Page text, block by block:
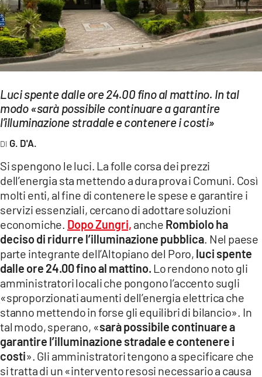
EVENTI
SPORT
Streaming
LAC NETWORK
LaC
Network
LACPLAY.IT
LACTV.IT
LACONAIR.IT
LACITYMAG.IT
ILREGGINO.IT
COSENZACHANNEL.IT
ILVIBONESE.IT
Luci spente dalle ore 24.00 fino al mattino. In tal
modo «sarà possibile continuare a garantire
l’illuminazione stradale e contenere i costi»
G. D'A.
Si spengono le luci. La folle corsa dei prezzi
dell’energia sta mettendo a dura prova i Comuni. Così
molti enti, al fine di contenere le spese e garantire i
servizi essenziali, cercano di adottare soluzioni
economiche. Dopo Zungri, anche Rombiolo ha
deciso di ridurre l’illuminazione pubblica Nel paese
parte integrante dell’Altopiano del Poro, luci spente
dalle ore 24.00 fino al mattino. Lo rendono noto gli
amministratori locali che pongono l’accento sugli
«sproporzionati aumenti dell’energia elettrica che
stanno mettendo in forse gli equilibri di bilancio». In
tal modo, sperano, «sarà possibile continuare a
garantire l’illuminazione stradale e contenere i
costi». Gli amministratori tengono a specificare che
si tratta di un «intervento resosi necessario a causa